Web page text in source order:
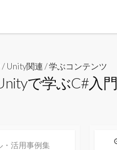
/ Unity関連/学ぶコンテンツ
で学ぶC#入門
・活用事例集